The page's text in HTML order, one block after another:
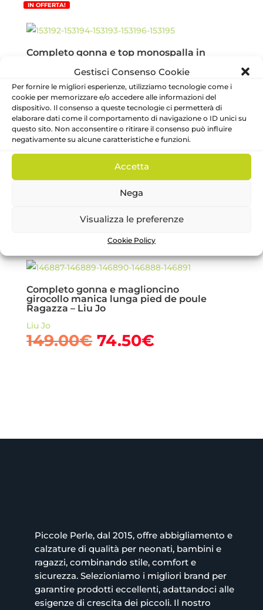
Gestisci Consenso Cookie
Per fornire le migliori esperienze, utilizziamo tecnologie come i
cookie per memorizzare e/o accedere alle informazioni del
dispositivo. Il consenso a queste tecnologie ci permetterà di
elaborare dati come il comportamento di navigazione o ID unici su
questo sito. Non acconsentire o ritirare il consenso può influire
negativamente su alcune caratteristiche e funzioni.
Accetta
Nega
Visualizza le preferenze
Cookie Policy
47.95€.23.98€.
IN OFFERTA!
Completo gonna e top monospalla in
47.95€ Il
prezzo
originale
era:
47.95€.
23.98€Il
prezzo
attuale
è:
23.98€.
IN OFFERTA!
prezzo
originale
era:
24.90€.
prezzo
attuale
è:
17.43€.
Completo gonna e maglioncino
girocollo manica lunga pied de poule
Ragazza – Liu Jo
Liu Jo
149.00€ Il
74.50€Il
Piccole Perle, dal 2015, offre abbigliamento e
calzature di qualità per neonati, bambini e
ragazzi, combinando stile, comfort e
sicurezza. Selezioniamo i migliori brand per
garantire prodotti eccellenti, adattandoci alle
esigenze di crescita dei piccoli. Il nostro